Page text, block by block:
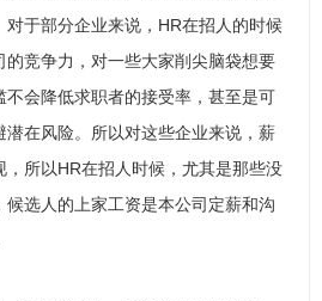
于部分企业来说，HR在招人的时候
竞争力，对一些大家削尖脑袋想要
会降低求职者的接受率，甚至是可
潜在风险。所以对这些企业来说，薪
，所以HR在招人时候，尤其是那些没
选人的上家工资是本公司定薪和沟